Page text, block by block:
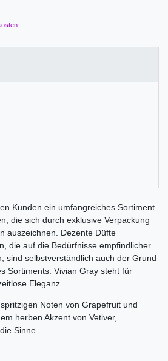
Kunden ein umfangreiches Sortiment
die sich durch exklusive Verpackung
auszeichnen. Dezente Düfte
die auf die Bedürfnisse empfindlicher
sind selbstverständlich auch der Grund
Sortiments. Vivian Gray steht für
Eleganz.
Noten von Grapefruit und
herben Akzent von Vetiver,
Sinne.